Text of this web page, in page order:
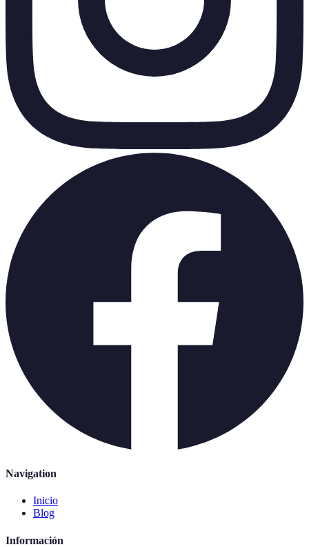
Navigation
Inicio
Blog
Información